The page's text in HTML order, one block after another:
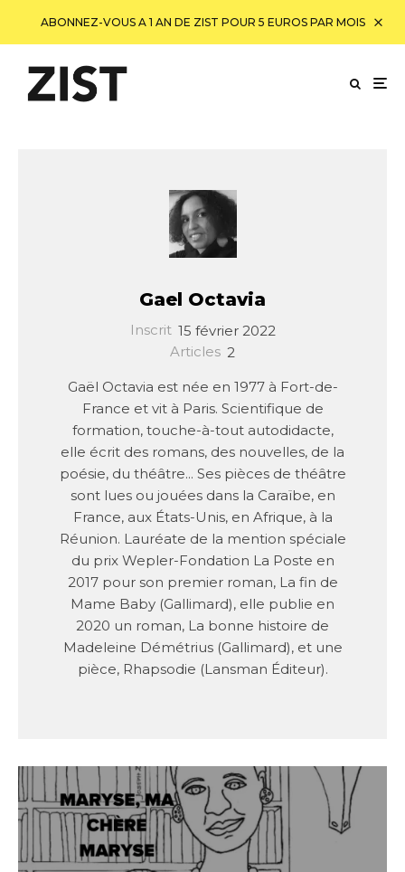
ABONNEZ-VOUS A 1 AN DE ZIST POUR 5 EUROS PAR MOIS
Gael Octavia
Inscrit 15 février 2022
Articles 2
Gaël Octavia est née en 1977 à Fort-de-
France et vit à Paris. Scientifique de
formation, touche-à-tout autodidacte,
elle écrit des romans, des nouvelles, de la
poésie, du théâtre... Ses pièces de théâtre
sont lues ou jouées dans la Caraïbe, en
France, aux États-Unis, en Afrique, à la
Réunion. Lauréate de la mention spéciale
du prix Wepler-Fondation La Poste en
2017 pour son premier roman, La fin de
Mame Baby (Gallimard), elle publie en
2020 un roman, La bonne histoire de
Madeleine Démétrius (Gallimard), et une
pièce, Rhapsodie (Lansman Éditeur).